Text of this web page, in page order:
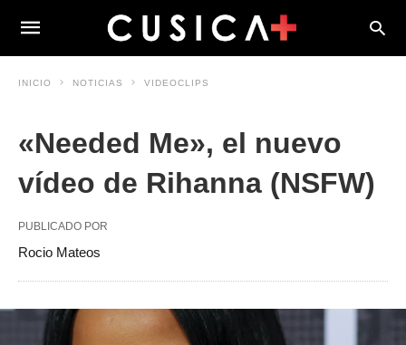
INICIO NOTICIAS VIDEOCLIPS
«Needed Me», el nuevo
vídeo de Rihanna (NSFW)
PUBLICADO POR
Rocio Mateos